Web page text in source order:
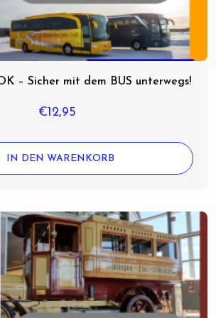
– Sicher mit dem BUS unterwegs!
€12,95
IN DEN WARENKORB